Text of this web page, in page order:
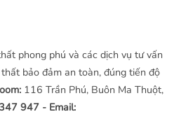
phong phú và các dịch vụ tư vấn
bảo đảm an toàn, đúng tiến độ
116 Trần Phú, Buôn Ma Thuột,
947 - Email: